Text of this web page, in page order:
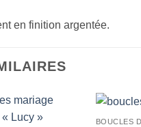
en finition argentée.
BOUCLES